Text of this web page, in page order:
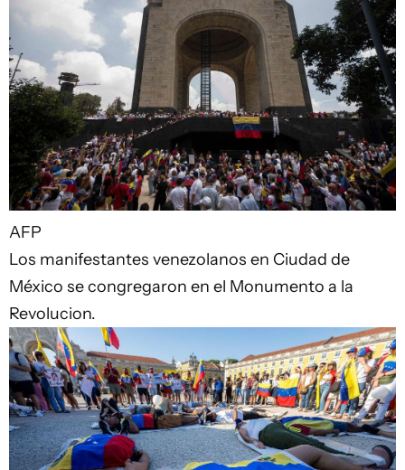
AFP
Los manifestantes venezolanos en Ciudad de
México se congregaron en el Monumento a la
Revolucion.